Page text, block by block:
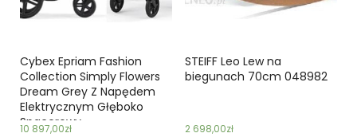
Cybex Epriam Fashion
Collection Simply Flowers
Dream Grey Z Napędem
Elektrycznym Głęboko
Spacerowy
10 897,00zł
STEIFF Leo Lew na
biegunach 70cm 048982
2 698,00zł